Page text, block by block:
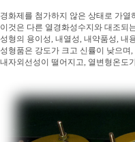
경화제를 첨가하지 않은 상태로 가열
이것은 다른 열경화성수지와 대조되
성형의 용이성, 내열성, 내약품성, 내
성형품은 강도가 크고 신률이 낮으
내자외선성이 떨어지고, 열변형온도